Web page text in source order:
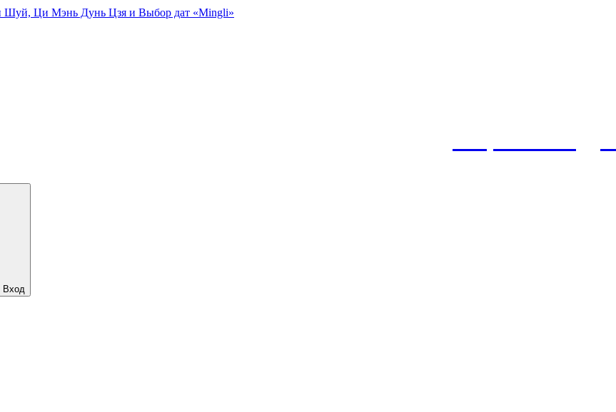
Шуй, Ци Мэнь Дунь Цзя и Выбор дат «Mingli»
Вход